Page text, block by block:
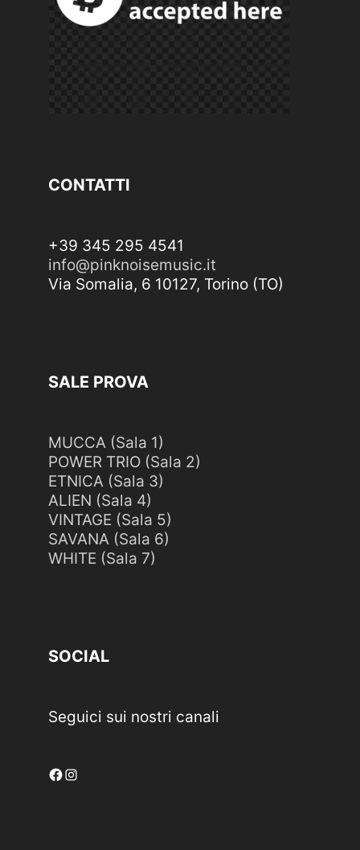
CONTATTI
+39 345 295 4541
info@pinknoisemusic.it
Via Somalia, 6 10127, Torino (TO)
SALE PROVA
MUCCA (Sala 1)
POWER TRIO (Sala 2)
ETNICA (Sala 3)
ALIEN (Sala 4)
VINTAGE (Sala 5)
SAVANA (Sala 6)
WHITE (Sala 7)
SOCIAL
Seguici sui nostri canali
Facebook